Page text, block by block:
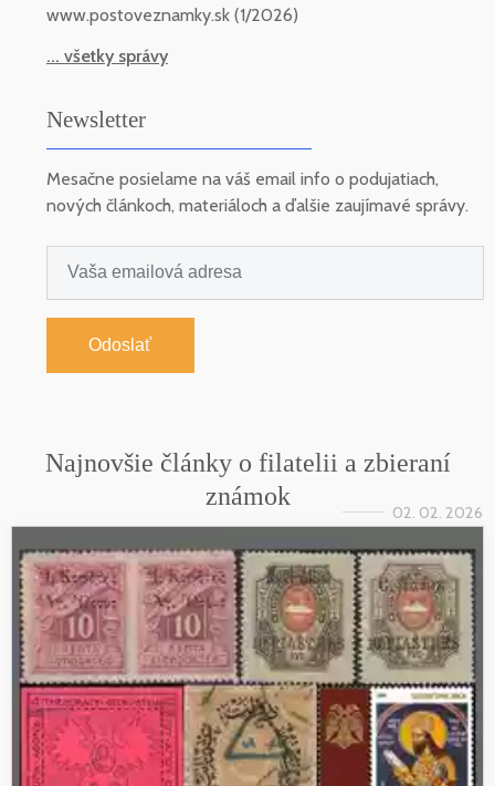
www.postoveznamky.sk (1/2026)
... všetky správy
Newsletter
Mesačne posielame na váš email info o podujatiach,
nových článkoch, materiáloch a ďalšie zaujímavé správy.
Odoslať
Najnovšie články o filatelii a zbieraní
známok
02. 02. 2026